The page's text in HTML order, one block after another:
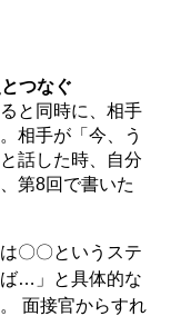
つなぐ
と同時に、相手
相手が「今、う
話した時、自分
第8回で書いた
〇〇というステ
…」と具体的な
面接官からすれ